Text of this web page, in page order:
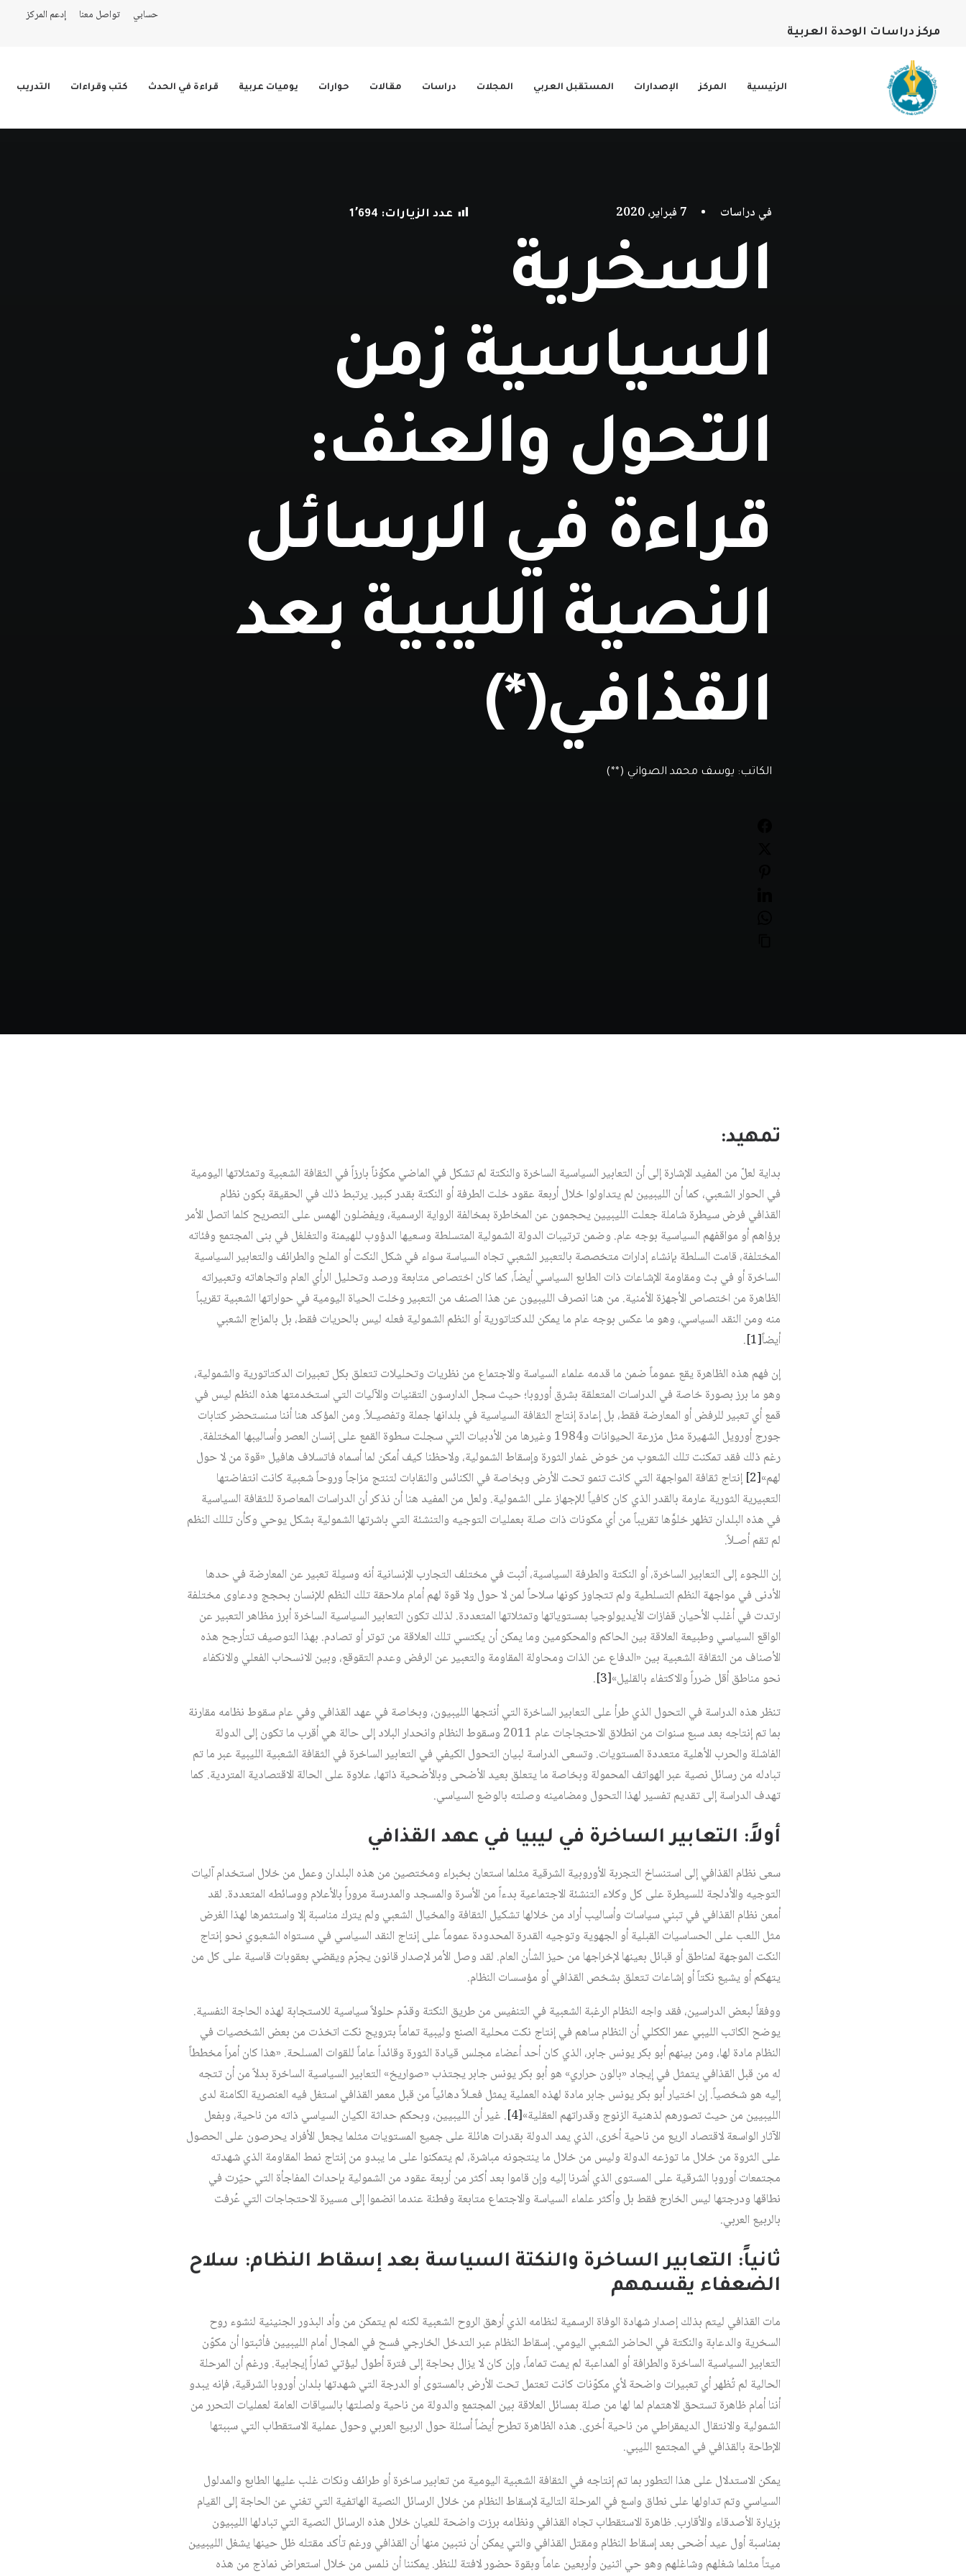
مركز دراسات الوحدة العربية
حسابي تواصل معنا إدعم المركز
الرئيسية المركز الإصدارات المستقبل العربي المجلات دراسات مقالات حوارات يوميات عربية قراءة في الحدث كتب وقراءات التدريب
في دراسات • 7 فبراير، 2020 عدد الزيارات: 1٬694
السخرية
السياسية زمن
التحول والعنف:
قراءة في الرسائل
النصية الليبية بعد
القذافي(*)
الكاتب: يوسف محمد الصواني (**)
تمهيد:
بداية لعلّ من المفيد الإشارة إلى أن التعابير السياسية الساخرة والنكتة لم تشكل في الماضي مكوِّناً بارزاً في الثقافة الشعبية وتمثلاتها اليومية
في الحوار الشعبي، كما أن الليبيين لم يتداولوا خلال أربعة عقود خلت الطرفة أو النكتة بقدر كبير. يرتبط ذلك في الحقيقة بكون نظام
القذافي فرض سيطرة شاملة جعلت الليبيين يحجمون عن المخاطرة بمخالفة الرواية الرسمية، ويفضلون الهمس على التصريح كلما اتصل الأمر
برؤاهم أو مواقفهم السياسية بوجه عام. وضمن ترتيبات الدولة الشمولية المتسلطة وسعيها الدؤوب للهيمنة والتغلغل في بنى المجتمع وفئاته
المختلفة، قامت السلطة بإنشاء إدارات متخصصة بالتعبير الشعبي تجاه السياسة سواء في شكل النكت أو الملح والطرائف والتعابير السياسية
الساخرة أو في بث ومقاومة الإشاعات ذات الطابع السياسي أيضاً، كما كان اختصاص متابعة ورصد وتحليل الرأي العام واتجاهاته وتعبيراته
الظاهرة من اختصاص الأجهزة الأمنية. من هنا انصرف الليبيون عن هذا الصنف من التعبير وخلت الحياة اليومية في حواراتها الشعبية تقريباً
منه ومن النقد السياسي، وهو ما عكس بوجه عام ما يمكن للدكتاتورية أو النظم الشمولية فعله ليس بالحريات فقط، بل بالمزاج الشعبي
أيضاً‏[1]
.
إن فهم هذه الظاهرة يقع عموماً ضمن ما قدمه علماء السياسة والاجتماع من نظريات وتحليلات تتعلق بكل تعبيرات الدكتاتورية والشمولية،
وهو ما برز بصورة خاصة في الدراسات المتعلقة بشرق أوروبا؛ حيث سجل الدارسون التقنيات والآليات التي استخدمتها هذه النظم ليس في
قمع أي تعبير للرفض أو المعارضة فقط، بل إعادة إنتاج الثقافة السياسية في بلدانها جملة وتفصيـلاً. ومن المؤكد هنا أننا سنستحضر كتابات
جورج أورويل الشهيرة مثل مزرعة الحيوانات و1984 وغيرها من الأدبيات التي سجلت سطوة القمع على إنسان العصر وأساليبها المختلفة.
رغم ذلك فقد تمكنت تلك الشعوب من خوض غمار الثورة وإسقاط الشمولية، ولاحظنا كيف أمكن لما أسماه فاتسلاف هافيل «قوة من لا حول
لهم»‏[2]
إنتاج ثقافة المواجهة التي كانت تنمو تحت الأرض وبخاصة في الكنائس والنقابات لتنتج مزاجاً وروحاً شعبية كانت انتفاضتها
التعبيرية الثورية عارمة بالقدر الذي كان كافياً للإجهاز على الشمولية. ولعل من المفيد هنا أن نذكر أن الدراسات المعاصرة للثقافة السياسية
في هذه البلدان تظهر خلوَّها تقريباً من أي مكونات ذات صلة بعمليات التوجيه والتنشئة التي باشرتها الشمولية بشكل يوحي وكأن تللك النظم
لم تقم أصـلاً.
إن اللجوء إلى التعابير الساخرة، أو النكتة والطرفة السياسية، أثبت في مختلف التجارب الإنسانية أنه وسيلة تعبير عن المعارضة في حدها
الأدنى في مواجهة النظم التسلطية ولم تتجاوز كونها سلاحاً لمن لا حول ولا قوة لهم أمام ملاحقة تلك النظم للإنسان بحجج ودعاوى مختلفة
ارتدت في أغلب الأحيان قفازات الأيديولوجيا بمستوياتها وتمثلاتها المتعددة. لذلك تكون التعابير السياسية الساخرة أبرز مظاهر التعبير عن
الواقع السياسي وطبيعة العلاقة بين الحاكم والمحكومين وما يمكن أن يكتسي تلك العلاقة من توتر أو تصادم. بهذا التوصيف تتأرجح هذه
الأصناف من الثقافة الشعبية بين «الدفاع عن الذات ومحاولة المقاومة والتعبير عن الرفض وعدم التقوقع، وبين الانسحاب الفعلي والانكفاء
نحو مناطق أقل ضرراً والاكتفاء بالقليل»‏[3]
.
تنظر هذه الدراسة في التحول الذي طرأ على التعابير الساخرة التي أنتجها الليبيون، وبخاصة في عهد القذافي وفي عام سقوط نظامه مقارنة
بما تم إنتاجه بعد سبع سنوات من انطلاق الاحتجاجات عام 2011 وسقوط النظام وانحدار البلاد إلى حالة هي أقرب ما تكون إلى الدولة
الفاشلة والحرب الأهلية متعددة المستويات. وتسعى الدراسة لبيان التحول الكيفي في التعابير الساخرة في الثقافة الشعبية الليبية عبر ما تم
تبادله من رسائل نصية عبر الهواتف المحمولة وبخاصة ما يتعلق بعيد الأضحى وبالأضحية ذاتها، علاوة على الحالة الاقتصادية المتردية. كما
تهدف الدراسة إلى تقديم تفسير لهذا التحول ومضامينه وصلته بالوضع السياسي.
أولاً: التعابير الساخرة في ليبيا في عهد القذافي
سعى نظام القذافي إلى استنساخ التجربة الأوروبية الشرقية مثلما استعان بخبراء ومختصين من هذه البلدان وعمل من خلال استخدام آليات
التوجيه والأدلجة للسيطرة على كل وكلاء التنشئة الاجتماعية بدءاً من الأسرة والمسجد والمدرسة مروراً بالأعلام ووسائطه المتعددة. لقد
أمعن نظام القذافي في تبني سياسات وأساليب أراد من خلالها تشكيل الثقافة والمخيال الشعبي ولم يترك مناسبة إلا واستثمرها لهذا الغرض
مثل اللعب على الحساسيات القبلية أو الجهوية وتوجيه القدرة المحدودة عموماً على إنتاج النقد السياسي في مستواه الشعبوي نحو إنتاج
النكت الموجهة لمناطق أو قبائل بعينها لإخراجها من حيز الشأن العام. لقد وصل الأمر لإصدار قانون يجرّم ويقضي بعقوبات قاسية على كل من
يتهكم أو يشيع نكتاً أو إشاعات تتعلق بشخص القذافي أو مؤسسات النظام.
ووفقاً لبعض الدراسين، فقد واجه النظام الرغبة الشعبية في التنفيس من طريق النكتة وقدّم حلولاً سياسية للاستجابة لهذه الحاجة النفسية.
يوضح الكاتب الليبي عمر الككلي أن النظام ساهم في إنتاج نكت محلية الصنع وليبية تماماً بترويج نكت اتخذت من بعض الشخصيات في
النظام مادة لها، ومن بينهم أبو بكر يونس جابر، الذي كان أحد أعضاء مجلس قيادة الثورة وقائداً عاماً للقوات المسلحة. «هذا كان أمراً مخططاً
له من قبل القذافي يتمثل في إيجاد «بالون حراري» هو أبو بكر يونس جابر يجتذب «صواريخ» التعابير السياسية الساخرة بدلاً من أن تتجه
إليه هو شخصياً. إن اختيار أبو بكر يونس جابر مادة لهذه العملية يمثل فعـلاً دهائياً من قبل معمر القذافي استغل فيه العنصرية الكامنة لدى
الليبيين من حيث تصورهم لذهنية الزنوج وقدراتهم العقلية»‏[4]
. غير أن الليبيين، وبحكم حداثة الكيان السياسي ذاته من ناحية، وبفعل
الآثار الواسعة لاقتصاد الريع من ناحية أخرى، الذي يمد الدولة بقدرات هائلة على جميع المستويات مثلما يجعل الأفراد يحرصون على الحصول
على الثروة من خلال ما توزعه الدولة وليس من خلال ما ينتجونه مباشرة، لم يتمكنوا على ما يبدو من إنتاج نمط المقاومة الذي شهدته
مجتمعات أوروبا الشرقية على المستوى الذي أشرنا إليه وإن قاموا بعد أكثر من أربعة عقود من الشمولية بإحداث المفاجأة التي حيّرت في
نطاقها ودرجتها ليس الخارج فقط بل وأكثر علماء السياسة والاجتماع متابعة وفطنة عندما انضموا إلى مسيرة الاحتجاجات التي عُرفت
بالربيع العربي.
ثانياً: التعابير الساخرة والنكتة السياسة بعد إسقاط النظام: سلاح
الضعفاء يقسمهم
مات القذافي ليتم بذلك إصدار شهادة الوفاة الرسمية لنظامه الذي أرهق الروح الشعبية لكنه لم يتمكن من وأد البذور الجنينية لنشوء روح
السخرية والدعابة والنكتة في الحاضر الشعبي اليومي. إسقاط النظام عبر التدخل الخارجي فسح في المجال أمام الليبيين فأثبتوا أن مكوّن
التعابير السياسية الساخرة والطرافة أو المداعبة لم يمت تماماً، وإن كان لا يزال بحاجة إلى فترة أطول ليؤتي ثماراً إيجابية. ورغم أن المرحلة
الحالية لم تُظهر أي تعبيرات واضحة لأي مكوّنات كانت تعتمل تحت الأرض بالمستوى أو الدرجة التي شهدتها بلدان أوروبا الشرقية، فإنه يبدو
أننا أمام ظاهرة تستحق الاهتمام لما لها من صلة بمسائل العلاقة بين المجتمع والدولة من ناحية ولصلتها بالسياقات العامة لعمليات التحرر من
الشمولية والانتقال الديمقراطي من ناحية أخرى. هذه الظاهرة تطرح أيضاً أسئلة حول الربيع العربي وحول عملية الاستقطاب التي سببتها
الإطاحة بالقذافي في المجتمع الليبي.
يمكن الاستدلال على هذا التطور بما تم إنتاجه في الثقافة الشعبية اليومية من تعابير ساخرة أو طرائف ونكات غلب عليها الطابع والمدلول
السياسي وتم تداولها على نطاق واسع في المرحلة التالية لإسقاط النظام من خلال الرسائل النصية الهاتفية التي تغني عن الحاجة إلى القيام
بزيارة الأصدقاء والأقارب. ظاهرة الاستقطاب تجاه القذافي ونظامه برزت واضحة للعيان خلال هذه الرسائل النصية التي تبادلها الليبيون
بمناسبة أول عيد أضحى بعد إسقاط النظام ومقتل القذافي والتي يمكن أن نتبين منها أن القذافي ورغم تأكد مقتله ظل حينها يشغل الليبيين
ميتاً مثلما شغلهم وشاغلهم وهو حي اثنين وأربعين عاماً وبقوة حضور لافتة للنظر. يمكننا أن نلمس من خلال استعراض نماذج من هذه